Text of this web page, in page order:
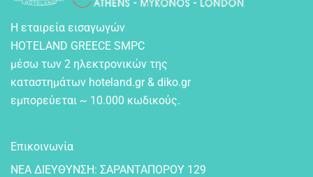
Η εταιρεία εισαγωγών
HOTELAND GREECE SMPC
μέσω των 2 ηλεκτρονικών της
καταστημάτων hoteland.gr & diko.gr
εμπορεύεται ~ 10.000 κωδικούς.
Επικοινωνία
NEA ΔIEYΘYNΣH: ΣAPANTAΠOPOY 129